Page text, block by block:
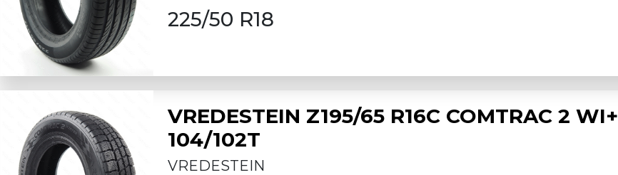
225/50 R18
VREDESTEIN Z195/65 R16C COMTRAC 2 WI+
104/102T
VREDESTEIN